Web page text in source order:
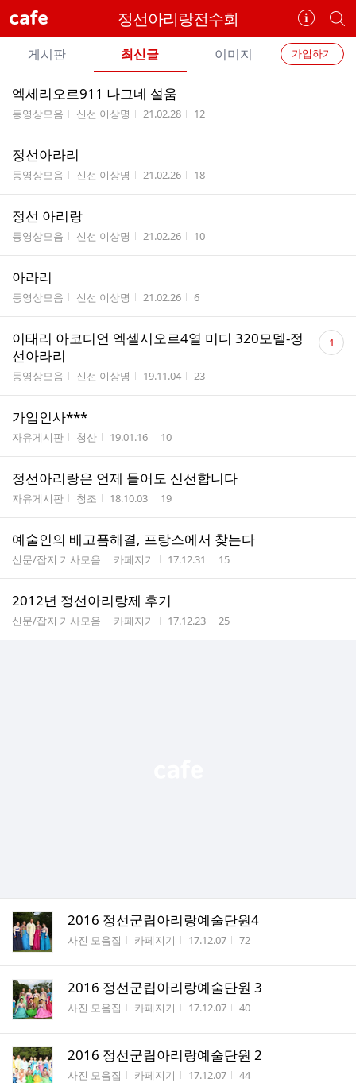
cafe 정선아리랑전수회
카
페
정
보
개
별
카
페
카
페
메
뉴
가입하기
게시판 최신글 이미지
전
체
글
리
엑세리오르911 나그네 설움
게시판명
동영상모음 작성자
신선 이상명 작성시간
21.02.28 조회수
12
정선아라리
게시판명
동영상모음 작성자
신선 이상명 작성시간
21.02.26 조회수
18
정선 아리랑
게시판명
동영상모음 작성자
신선 이상명 작성시간
21.02.26 조회수
10
아라리
게시판명
동영상모음 작성자
신선 이상명 작성시간
21.02.26 조회수
6
이태리 아코디언 엑셀시오르4열 미디 320모델-정
선아라리
게시판명
동영상모음 작성자
신선 이상명 작성시간
19.11.04 조회수
23
댓
글 1
가입인사***
게시판명
자유게시판 작성자
청산 작성시간
19.01.16 조회수
10
정선아리랑은 언제 들어도 신선합니다
게시판명
자유게시판 작성자
청조 작성시간
18.10.03 조회수
19
예술인의 배고픔해결, 프랑스에서 찾는다
게시판명
신문/잡지 기사모음 작성자
카페지기 작성시간
17.12.31 조회수
15
2012년 정선아리랑제 후기
게시판명
신문/잡지 기사모음 작성자
카페지기 작성시간
17.12.23 조회수
25
2016 정선군립아리랑예술단원4
게시판명
사진 모음집 작성자
카페지기 작성시간
17.12.07 조회수
72
2016 정선군립아리랑예술단원 3
게시판명
사진 모음집 작성자
카페지기 작성시간
17.12.07 조회수
40
2016 정선군립아리랑예술단원 2
게시판명
사진 모음집 작성자
카페지기 작성시간
17.12.07 조회수
44